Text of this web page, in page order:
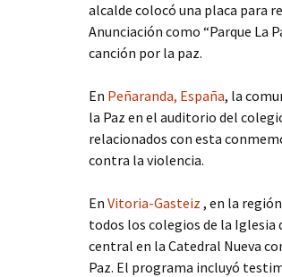
alcalde colocó una placa para
Anunciación como “Parque La
canción por la paz.
En Peñaranda, España, la
la Paz en el auditorio del
relacionados con esta
contra la violencia.
EnVitoria-Gasteiz, en la
todos los colegios de la
central en la Catedral Nueva
Paz. El programa incluyó